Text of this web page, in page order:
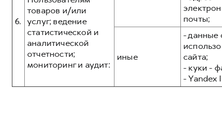
6.
товаров и/или
услуг; ведение
статистической и
аналитической
отчетности;
мониторинг и аудит:
почты;
иные
- данные
сайта;
- куки -
- Yandex